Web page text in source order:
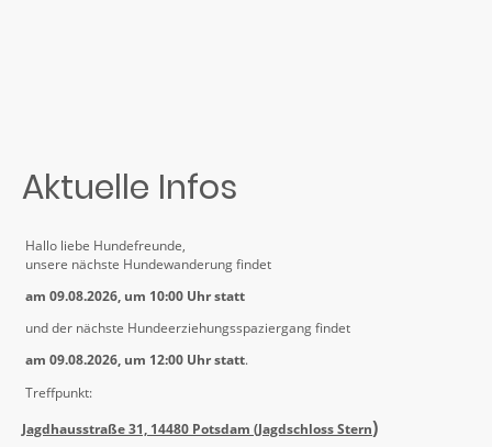
Aktuelle Infos
Hallo liebe Hundefreunde,
unsere nächste Hundewanderung findet
am 09.08.2026, um 10:00 Uhr statt
und der nächste Hundeerziehungsspaziergang findet
am 09.08.2026, um 12:00 Uhr statt.
Treffpunkt:
Jagdhausstraße 31, 14480 Potsdam (Jagdschloss Stern)